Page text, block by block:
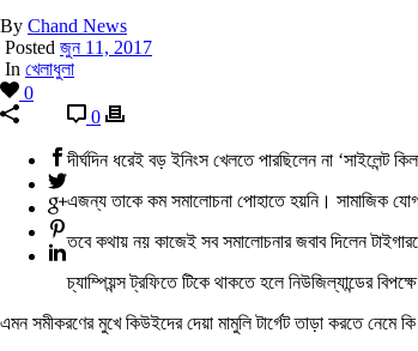
By Chand News
Posted জুন 11, 2017
In খেলাধুলা
0
0
দীর্ঘদিন ধরেই বড় ইনিংস খেলতে পারছিলেন না ‘সাইলেন্ট
এজন্য তাকে কম সমালোচনা পোহাতে হয়নি। সামাজিক
তবে কথায় নয় কাজেই সব সমালোচনার জবাব দিলেন
চ্যাম্পিয়ন্স ট্রফিতে টিকে থাকতে হলে নিউজিল্যান্ডের
এমন সমীকরণের মুখে কিউইদের দেয়া মামুলি টার্গেট তাড়া করতে নেমে